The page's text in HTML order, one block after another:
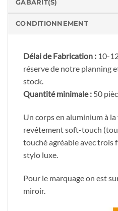
GABARIT(S)
CONDITIONNEMENT
Délai de Fabrication : 10-
réserve de notre planning
stock.
Quantité minimale : 50
Un corps en aluminium à
revêtement soft-touch
touché agréable avec trois
stylo luxe.
Pour le marquage on est
miroir.